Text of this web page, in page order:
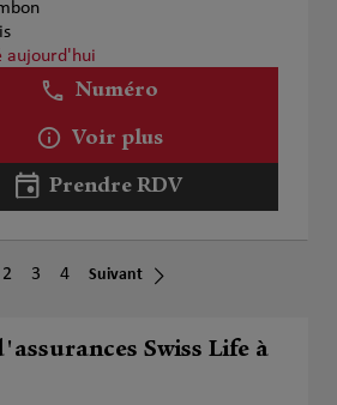
aujourd'hui
Numéro
Voir plus
Prendre RDV
2 3 4 Suivant
Swiss Life à